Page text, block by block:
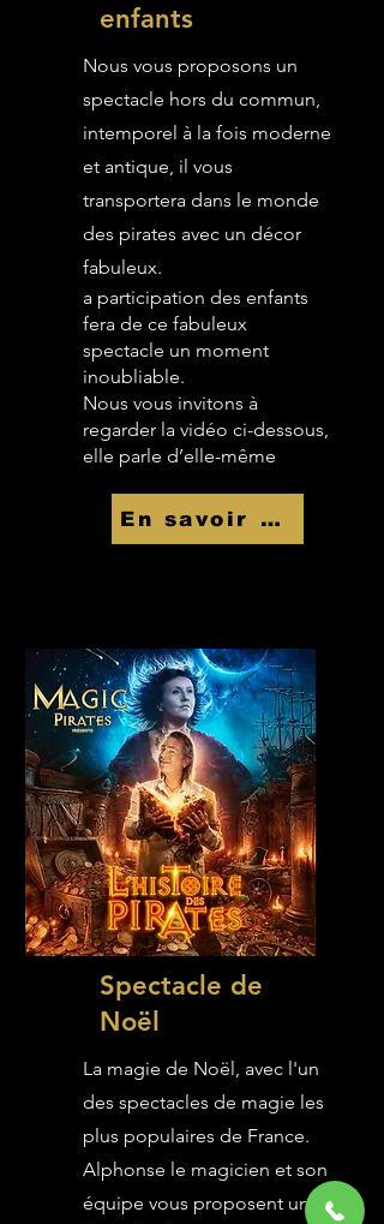
enfants
Nous vous proposons un
spectacle hors du commun,
intemporel à la fois moderne
et antique, il vous
transportera dans le monde
des pirates avec un décor
fabuleux.
a participation des enfants
fera de ce fabuleux
spectacle un moment
inoubliable.
Nous vous invitons à
regarder la vidéo ci-dessous,
elle parle d’elle-même
En savoir Plus
Spectacle de
Noël
La magie de Noël, avec l'un
des spectacles de magie les
plus populaires de France.
Alphonse le magicien et son
équipe vous proposent une